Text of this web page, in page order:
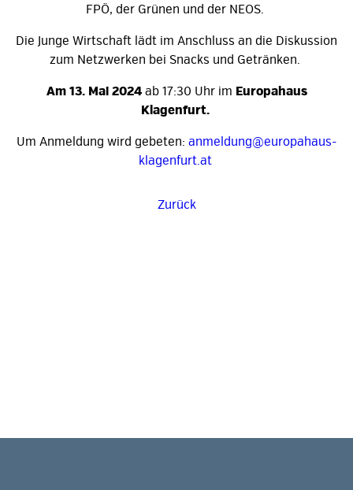
FPÖ, der Grünen und der NEOS.
Die Junge Wirtschaft lädt im Anschluss an die Diskussion
zum Netzwerken bei Snacks und Getränken.
Am 13. Mai 2024 ab 17:30 Uhr im Europahaus
Klagenfurt.
Um Anmeldung wird gebeten: anmeldung@europahaus-
klagenfurt.at
Zurück